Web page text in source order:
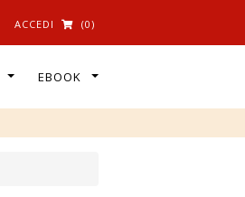
ACCEDI (0)
EBOOK